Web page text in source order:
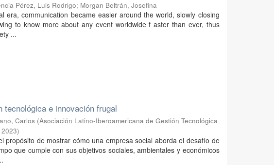
Pérez, Luis Rodrigo; Morgan Beltrán, Josefina
era, communication became easier around the world, slowly closing
to know more about any event worldwide f aster than ever, thus
...
tecnológica e innovación frugal
Carlos (Asociación Latino-Iberoamericana de Gestión Tecnológica
2023)
propósito de mostrar cómo una empresa social aborda el desafío de
que cumple con sus objetivos sociales, ambientales y económicos